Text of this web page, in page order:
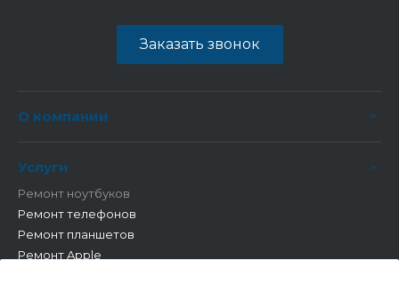
Заказать звонок
О компании
Услуги
Ремонт ноутбуков
Ремонт телефонов
Ремонт планшетов
Ремонт Apple